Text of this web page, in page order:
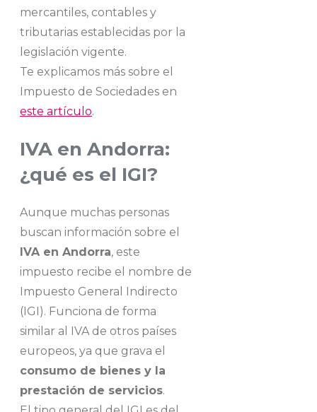
mercantiles, contables y
tributarias establecidas por la
legislación vigente.
Te explicamos más sobre el
Impuesto de Sociedades en
este artículo.
IVA en Andorra:
¿qué es el IGI?
Aunque muchas personas
buscan información sobre el
IVA en Andorra, este
impuesto recibe el nombre de
Impuesto General Indirecto
(IGI). Funciona de forma
similar al IVA de otros países
europeos, ya que grava el
consumo de bienes y la
prestación de servicios.